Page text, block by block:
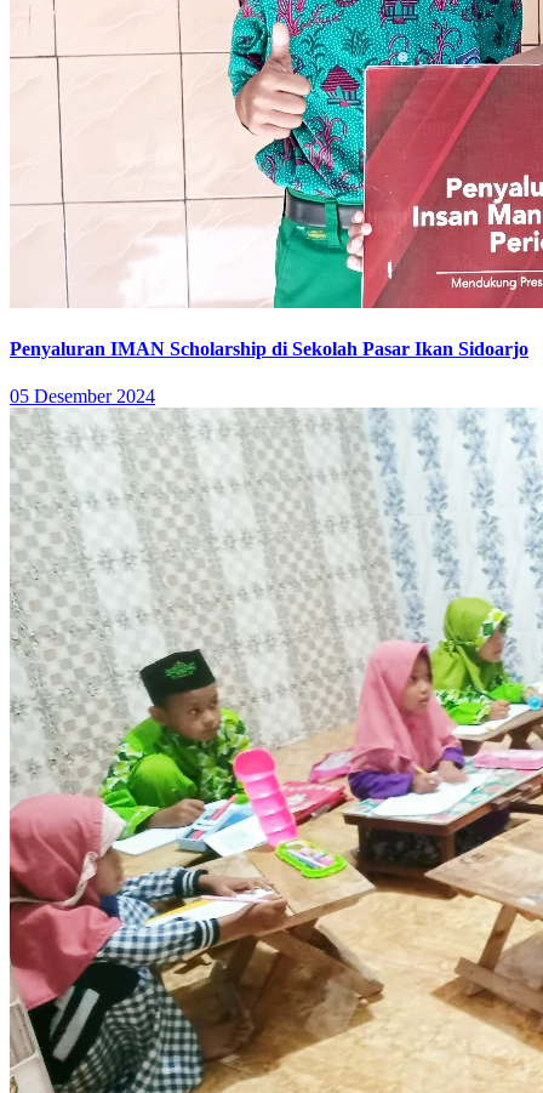
Penyaluran IMAN Scholarship di Sekolah Pasar Ikan Sidoarjo
05 Desember 2024